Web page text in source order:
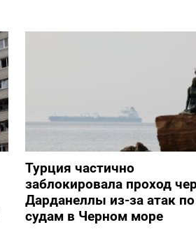
Турция частично
заблокировала проход
Дарданеллы из-за атак по
судам в Черном море